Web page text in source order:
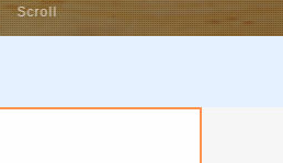
Scroll